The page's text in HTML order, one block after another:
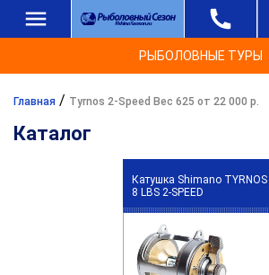
РЫБОЛОВНЫЕ ТУРЫ
Главная / Tyrnos 2-Speed Вес 625 от 22 000 р.
Каталог
Катушка Shimano TYRNOS
8 LBS 2-SPEED